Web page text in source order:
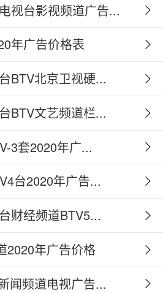
视台影视频道广告...
年广告价格表
BTV北京卫视硬...
BTV文艺频道栏...
3套2020年广...
台2020年广告...
财经频道BTV5...
2020年广告价格
闻频道电视广告...